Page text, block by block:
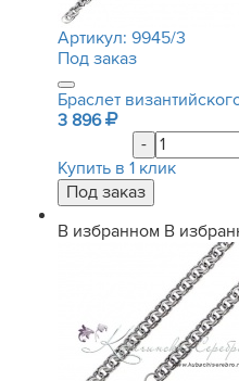
Артикул: 9945/3
Под заказ
Браслет
3 896
-
Купить в 1 клик
В избранном В